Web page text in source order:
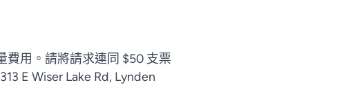
費用。請將請求連同 $50 支票
E Wiser Lake Rd, Lynden